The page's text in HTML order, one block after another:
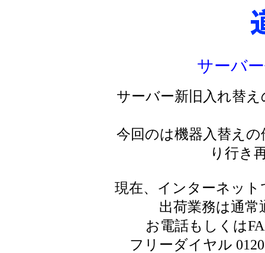
サーバ
サーバー新旧入れ替
今回のは機器入替え
り行き
現在、インターネッ
出荷業務は通
お電話もしくは
フリーダイヤル